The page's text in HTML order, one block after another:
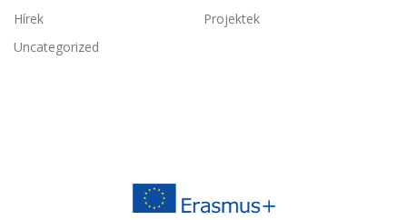
Hírek
Projektek
Uncategorized